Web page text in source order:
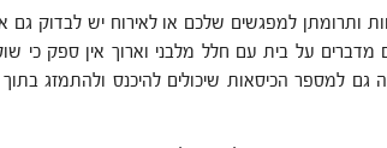
ותרומתן למפגשים שלכם או לאירוח יש לבדוק גם
על בית עם חלל מלבני וארוך אין ספק כי
למספר הכיסאות שיכולים להיכנס ולהתמזג